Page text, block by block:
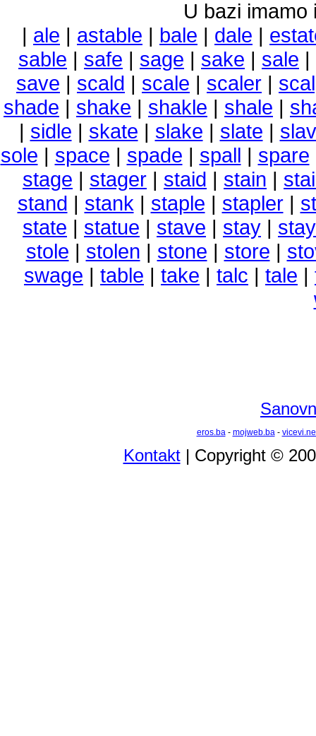
U bazi imamo
| ale | astable | bale | dale |
sable | safe | sage | sake | sale |
save | scald | scale | scaler |
shade | shake | shakle | shale |
| sidle | skate | slake | slate |
sole | space | spade | spall | spare
stage | stager | staid | stain |
stand | stank | staple | stapler|
state | statue | stave | stay |
stole | stolen | stone | store |
swage | table | take | talc | tale |
eros.ba- mojweb.ba-
Kontakt| Copyright ©